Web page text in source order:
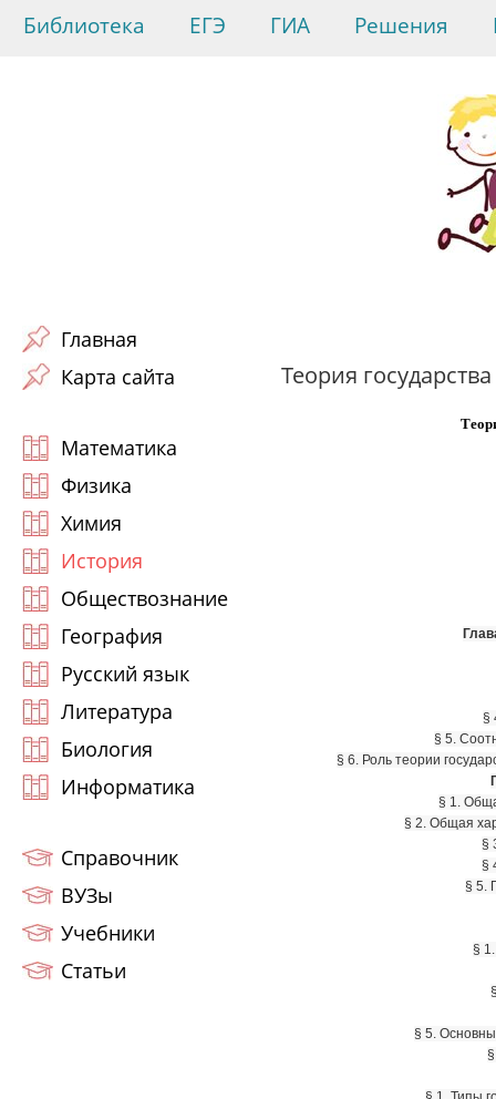
Библиотека ЕГЭ ГИА Решения
Главная
Карта сайта
Математика
Физика
Химия
История
Обществознание
География
Русский язык
Литература
Биология
Информатика
Справочник
ВУЗы
Учебники
Статьи
Теория
§
§ 5.
§ 6. Роль теории
§ 1.
§ 2. Общая
§
§
§ 5.
§
§ 5.